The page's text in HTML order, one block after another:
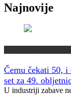
Najnovije
Čemu čekati 50,
set za 49.
U industriji zabave